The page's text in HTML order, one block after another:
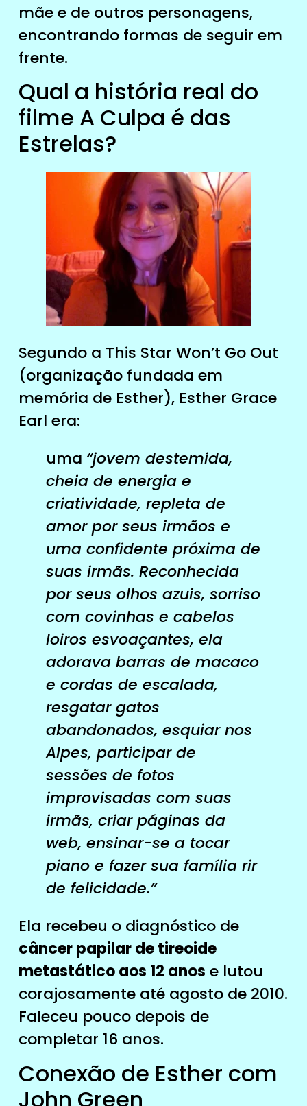
mãe e de outros personagens,
encontrando formas de seguir em
frente.
Qual a história real do
filme A Culpa é das
Estrelas?
Segundo a This Star Won’t Go Out
(organização fundada em
memória de Esther), Esther Grace
Earl era:
uma “jovem destemida,
cheia de energia e
criatividade, repleta de
amor por seus irmãos e
uma confidente próxima de
suas irmãs. Reconhecida
por seus olhos azuis, sorriso
com covinhas e cabelos
loiros esvoaçantes, ela
adorava barras de macaco
e cordas de escalada,
resgatar gatos
abandonados, esquiar nos
Alpes, participar de
sessões de fotos
improvisadas com suas
irmãs, criar páginas da
web, ensinar-se a tocar
piano e fazer sua família rir
de felicidade.”
Ela recebeu o diagnóstico de
câncer papilar de tireoide
metastático aos 12 anos e lutou
corajosamente até agosto de 2010.
Faleceu pouco depois de
completar 16 anos.
Conexão de Esther com
John Green